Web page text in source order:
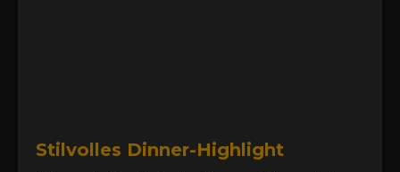
Stilvolles Dinner-Highlight